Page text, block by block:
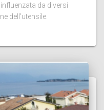
da diversi
dell’utensile.